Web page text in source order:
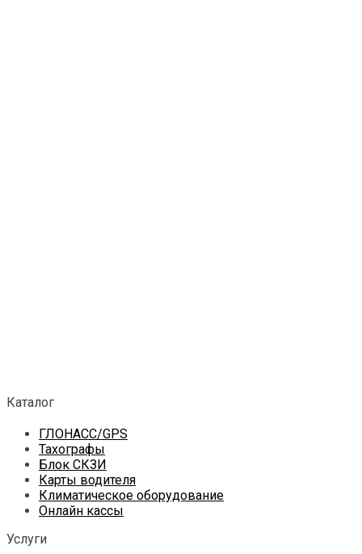
Каталог
ГЛОНАСС/GPS
Тахографы
Блок СКЗИ
Карты водителя
Климатическое оборудование
Онлайн кассы
Услуги